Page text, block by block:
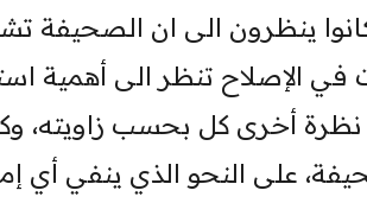
ينظرون الى ان الصحيفة
الإصلاح تنظر الى أهمية
أخرى كل بحسب زاويته،
على النحو الذي ينفي أي